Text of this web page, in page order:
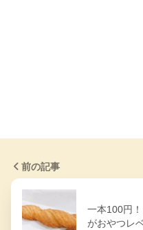
前の記事
一本100円
がおやつレ